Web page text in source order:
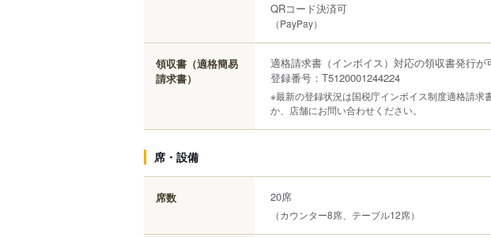
QRコード決済可
（PayPay）
領収書（適格簡易
請求書）
適格請求書（インボイス）対応の領収書発行が
登録番号：T5120001244224
※最新の登録状況は国税庁インボイス制度適格請求
か、店舗にお問い合わせください。
席・設備
席数 20席
（カウンター8席、テーブル12席）